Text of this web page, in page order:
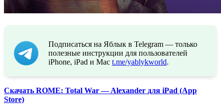
Подписаться на Яблык в Telegram — только
полезные инструкции для пользователей
iPhone, iPad и Mac t.me/yablykworld.
Скачать ROME: Total War — Alexander для iPad (App
Store)